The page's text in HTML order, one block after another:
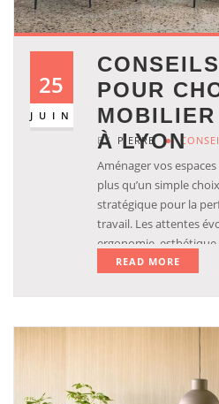
25
JUIN
POUR
À LYON
BY PIERRE
Aménager vos
plus qu’un simple
stratégique pour la
travail. Les attentes
ergonomie,
rapide, gestion du
READ MORE